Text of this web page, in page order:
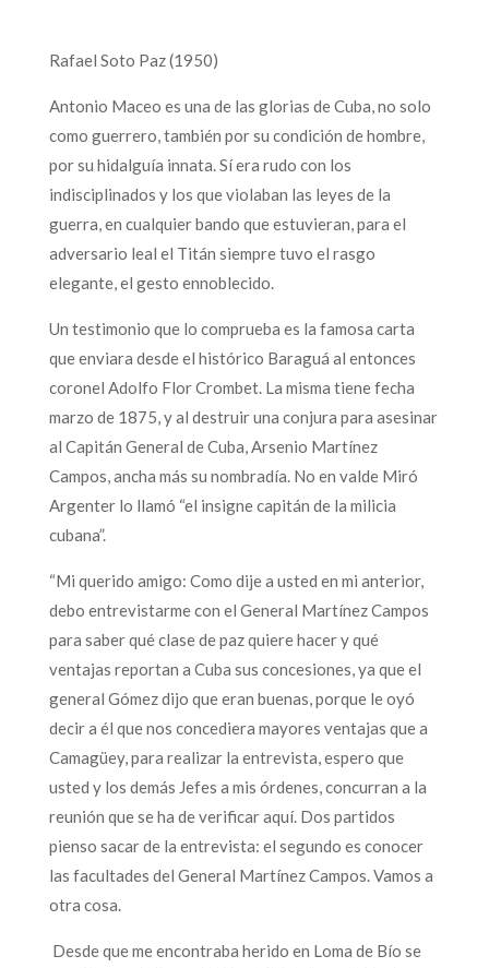
Rafael Soto Paz (1950)
Antonio Maceo es una de las glorias de Cuba, no solo
como guerrero, también por su condición de hombre,
por su hidalguía innata. Sí era rudo con los
indisciplinados y los que violaban las leyes de la
guerra, en cualquier bando que estuvieran, para el
adversario leal el Titán siempre tuvo el rasgo
elegante, el gesto ennoblecido.
Un testimonio que lo comprueba es la famosa carta
que enviara desde el histórico Baraguá al entonces
coronel Adolfo Flor Crombet. La misma tiene fecha
marzo de 1875, y al destruir una conjura para asesinar
al Capitán General de Cuba, Arsenio Martínez
Campos, ancha más su nombradía. No en valde Miró
Argenter lo llamó “el insigne capitán de la milicia
cubana”.
“Mi querido amigo: Como dije a usted en mi anterior,
debo entrevistarme con el General Martínez Campos
para saber qué clase de paz quiere hacer y qué
ventajas reportan a Cuba sus concesiones, ya que el
general Gómez dijo que eran buenas, porque le oyó
decir a él que nos concediera mayores ventajas que a
Camagüey, para realizar la entrevista, espero que
usted y los demás Jefes a mis órdenes, concurran a la
reunión que se ha de verificar aquí. Dos partidos
pienso sacar de la entrevista: el segundo es conocer
las facultades del General Martínez Campos. Vamos a
otra cosa.
Desde que me encontraba herido en Loma de Bío se